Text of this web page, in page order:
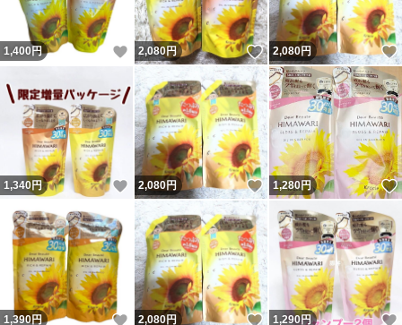
1,400 円 いいね！
2,080円 いいね！
2,080円
1,340円 いいね！
2,080円 いいね！
1,280円
1,390円 いいね！
2,080円 いいね！
1,290円